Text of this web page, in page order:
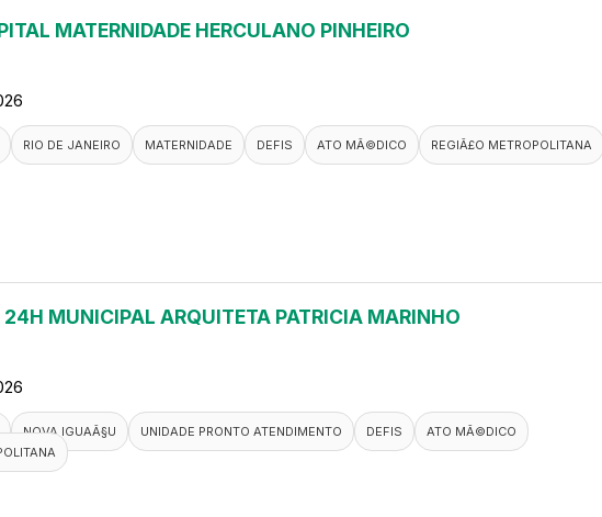
MATERNIDADE HERCULANO PINHEIRO
RIO DE JANEIRO MATERNIDADE DEFIS ATO MÃ©DICO REGIÃ£O METROPOLITANA
MUNICIPAL ARQUITETA PATRICIA MARINHO
NOVA IGUAÃ§U UNIDADE PRONTO ATENDIMENTO DEFIS
ATO MÃ©DICO